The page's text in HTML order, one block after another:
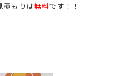
積もりは無料です！！